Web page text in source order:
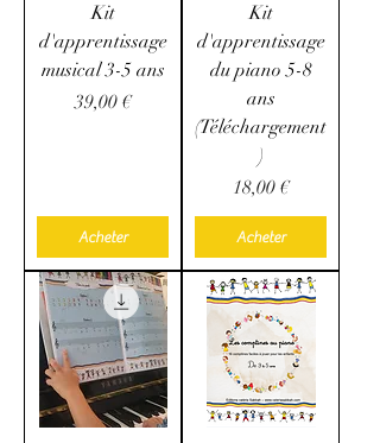
Kit
d'apprentissage
musical 3-5 ans
Prix
39,00 €
Acheter
Kit
d'apprentissage
du piano 5-8
ans
(Téléchargement
)
Prix
18,00 €
Acheter